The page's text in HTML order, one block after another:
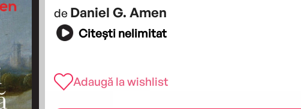
de Daniel G. Amen
Citești nelimitat
Adaugă la wishlist